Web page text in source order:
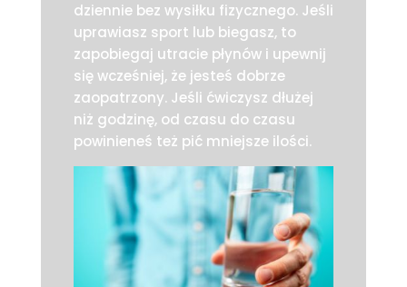
dziennie bez wysiłku fizycznego. Jeśli
uprawiasz sport lub biegasz, to
zapobiegaj utracie płynów i upewnij
się wcześniej, że jesteś dobrze
zaopatrzony. Jeśli ćwiczysz dłużej
niż godzinę, od czasu do czasu
powinieneś też pić mniejsze ilości.